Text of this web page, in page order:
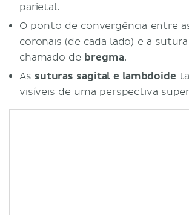
parietal.
O ponto de convergência entre
coronais (de cada lado) e a
chamado de bregma.
As suturas sagital e lambdoide
visíveis de uma perspectiva